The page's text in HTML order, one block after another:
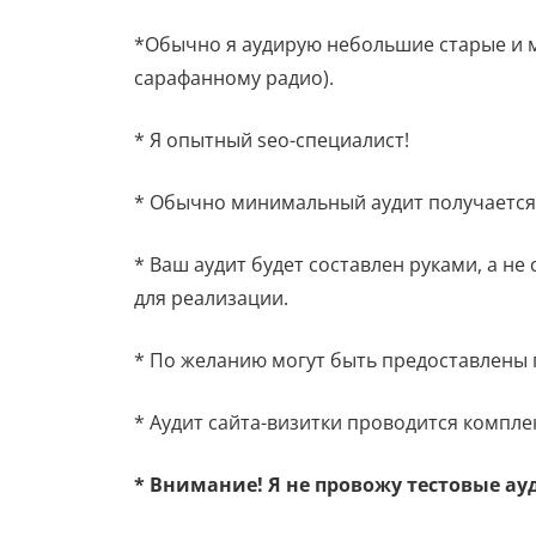
*Обычно я аудирую небольшие старые и
сарафанному радио).
* Я опытный seo-специалист!
* Обычно минимальный аудит
* Ваш аудит будет составлен руками, а
для реализации.
* По желанию могут быть предоставлены
* Аудит сайта-визитки проводится
* Внимание! Я не провожу тестовые